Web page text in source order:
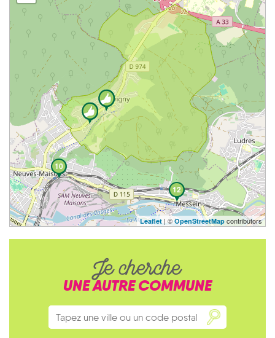
12
10
Leaflet | © OpenStreetMap contributors
Je cherche
UNE AUTRE COMMUNE